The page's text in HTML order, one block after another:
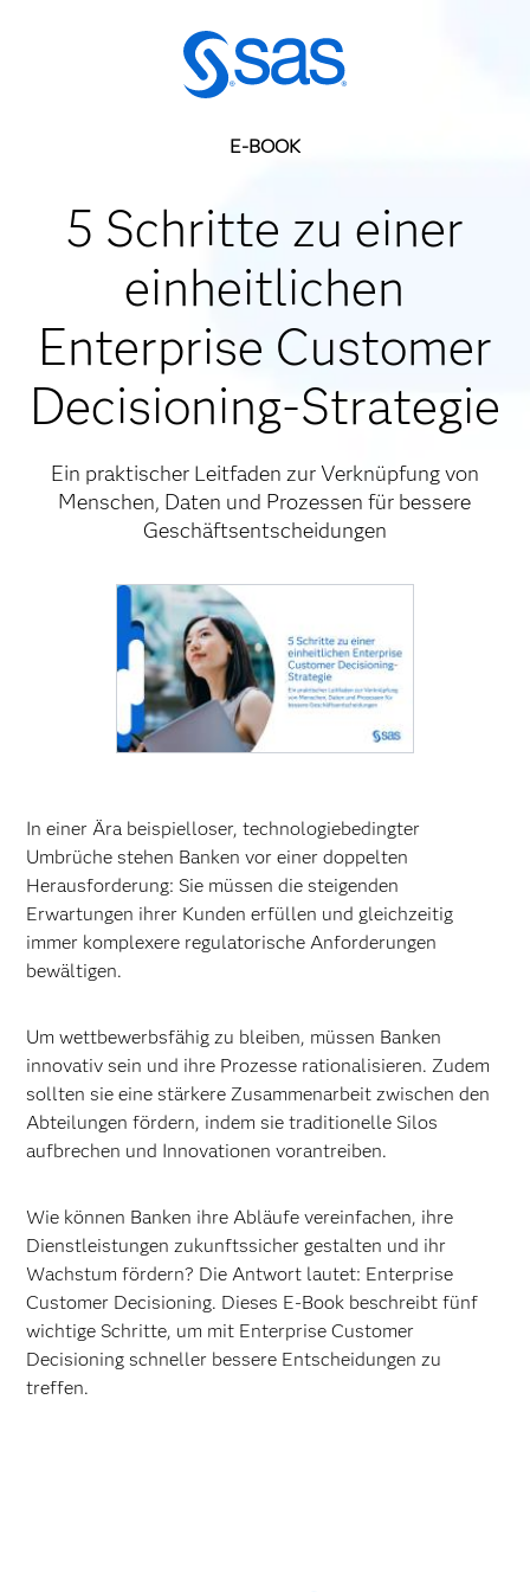
E-BOOK
5 Schritte zu einer
einheitlichen
Enterprise Customer
Decisioning-Strategie
Ein praktischer Leitfaden zur Verknüpfung von
Menschen, Daten und Prozessen für bessere
Geschäftsentscheidungen
In einer Ära beispielloser, technologiebedingter
Umbrüche stehen Banken vor einer doppelten
Herausforderung: Sie müssen die steigenden
Erwartungen ihrer Kunden erfüllen und gleichzeitig
immer komplexere regulatorische Anforderungen
bewältigen.
Um wettbewerbsfähig zu bleiben, müssen Banken
innovativ sein und ihre Prozesse rationalisieren. Zudem
sollten sie eine stärkere Zusammenarbeit zwischen den
Abteilungen fördern, indem sie traditionelle Silos
aufbrechen und Innovationen vorantreiben.
Wie können Banken ihre Abläufe vereinfachen, ihre
Dienstleistungen zukunftssicher gestalten und ihr
Wachstum fördern? Die Antwort lautet: Enterprise
Customer Decisioning. Dieses E-Book beschreibt fünf
wichtige Schritte, um mit Enterprise Customer
Decisioning schneller bessere Entscheidungen zu
treffen.